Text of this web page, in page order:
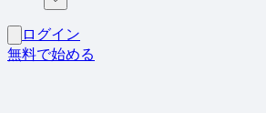
ログイン
無料で始める